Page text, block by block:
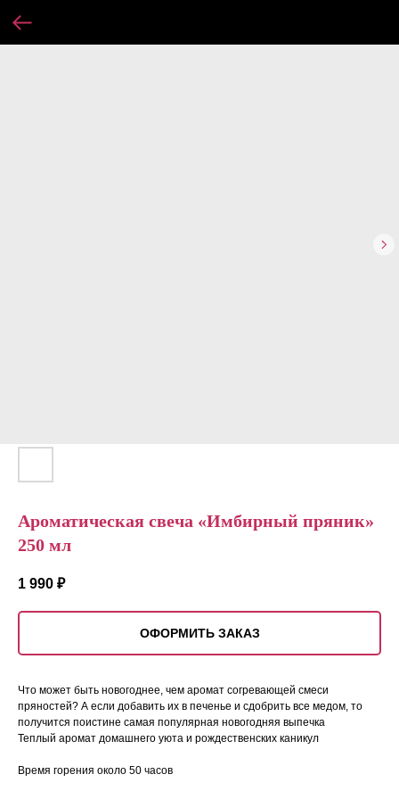
Ароматическая свеча «Имбирный пряник»
250 мл
1 990 ₽
ОФОРМИТЬ ЗАКАЗ
Что может быть новогоднее, чем аромат согревающей смеси
пряностей? А если добавить их в печенье и сдобрить все медом, то
получится поистине самая популярная новогодняя выпечка
Теплый аромат домашнего уюта и рождественских каникул
Время горения около 50 часов